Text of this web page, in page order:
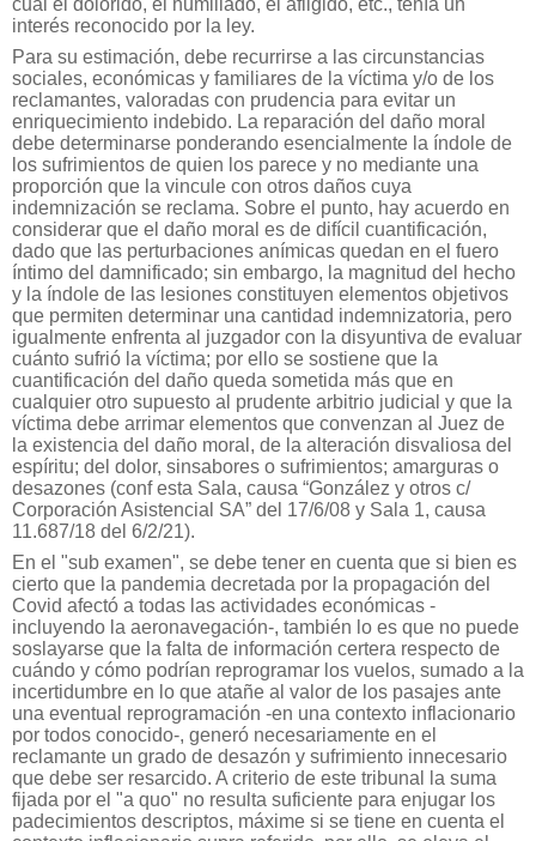
interés reconocido por la ley.
Para su estimación, debe recurrirse a las circunstancias
sociales, económicas y familiares de la víctima y/o de los
reclamantes, valoradas con prudencia para evitar un
enriquecimiento indebido. La reparación del daño moral
debe determinarse ponderando esencialmente la índole de
los sufrimientos de quien los parece y no mediante una
proporción que la vincule con otros daños cuya
indemnización se reclama. Sobre el punto, hay acuerdo en
considerar que el daño moral es de difícil cuantificación,
dado que las perturbaciones anímicas quedan en el fuero
íntimo del damnificado; sin embargo, la magnitud del hecho
y la índole de las lesiones constituyen elementos objetivos
que permiten determinar una cantidad indemnizatoria, pero
igualmente enfrenta al juzgador con la disyuntiva de evaluar
cuánto sufrió la víctima; por ello se sostiene que la
cuantificación del daño queda sometida más que en
cualquier otro supuesto al prudente arbitrio judicial y que la
víctima debe arrimar elementos que convenzan al Juez de
la existencia del daño moral, de la alteración disvaliosa del
espíritu; del dolor, sinsabores o sufrimientos; amarguras o
desazones (conf esta Sala, causa “González y otros c/
Corporación Asistencial SA” del 17/6/08 y Sala 1, causa
11.687/18 del 6/2/21).
En el "sub examen", se debe tener en cuenta que si bien es
cierto que la pandemia decretada por la propagación del
Covid afectó a todas las actividades económicas -
incluyendo la aeronavegación-, también lo es que no puede
soslayarse que la falta de información certera respecto de
cuándo y cómo podrían reprogramar los vuelos, sumado a la
incertidumbre en lo que atañe al valor de los pasajes ante
una eventual reprogramación -en una contexto inflacionario
por todos conocido-, generó necesariamente en el
reclamante un grado de desazón y sufrimiento innecesario
que debe ser resarcido. A criterio de este tribunal la suma
fijada por el "a quo" no resulta suficiente para enjugar los
padecimientos descriptos, máxime si se tiene en cuenta el